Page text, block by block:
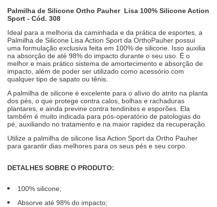
Palmilha de Silicone Ortho Pauher Lisa 100% Silicone Action
Sport - Cód. 308
Ideal para a melhoria da caminhada e da prática de esportes, a
Palmilha de Silicone Lisa Action Sport da OrthoPauher possui
uma formulação exclusiva feita em 100% de silicone. Isso auxilia
na absorção de até 98% do impacto durante o seu uso. É o
melhor e mais prático sistema de amortecimento e absorção de
impacto, além de poder ser utilizado como acessório com
qualquer tipo de sapato ou tênis.
A palmilha de silicone é excelente para o alívio do atrito na planta
dos pés, o que protege contra calos, bolhas e rachaduras
plantares, e ainda previne contra tendinites e esporões. Ela
também é muito indicada para pós-operatório de patologias do
pé, auxiliando no tratamento e na maior rapidez da recuperação.
Utilize a palmilha de silicone lisa Action Sport da Ortho Pauher
para garantir dias melhores para os seus pés e seu corpo.
DETALHES SOBRE O PRODUTO:
100% silicone;
Absorve até 98% do impacto;